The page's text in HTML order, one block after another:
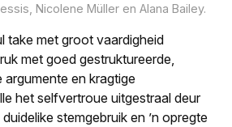
Nicolene Müller en Alana Bailey.
take met groot vaardigheid
met goed gestruktureerde,
en kragtige
het selfvertroue uitgestraal deur
stemgebruik en ’n opregte